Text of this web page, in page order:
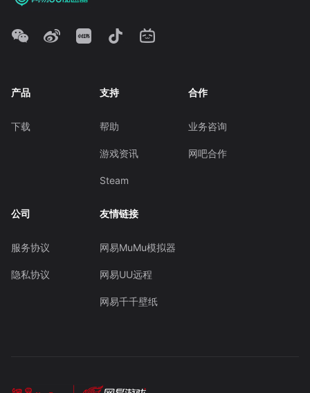
产品
下载
支持
帮助
游戏资讯
Steam
合作
业务咨询
网吧合作
公司
服务协议
隐私协议
友情链接
网易MuMu模拟器
网易UU远程
网易千千壁纸